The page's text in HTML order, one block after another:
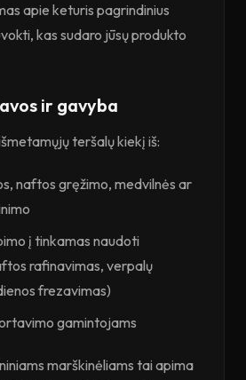
apie keturis pagrindinius
kas sudaro jūsų produkto
ir gavyba
teršalų kiekį iš:
naftos gręžimo, medvilnės ar
į tinkamas naudoti
rafinavimas, verpalų
frezavimas)
gamintojams
marškinėliams tai apima